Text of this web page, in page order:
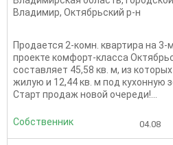
Владимир, Октябрьский р-н
Продается 2-комн. квартира на
проекте комфорт-класса
составляет 45,58 кв. м, из
жилую и 12,44 кв. м под кухонную
Старт продаж новой очереди!...
Собственник 04.08